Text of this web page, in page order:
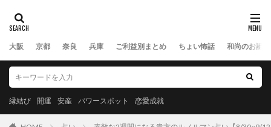
大阪 京都 奈良 兵庫 ご利益別まとめ ちょい怖話 和尚のお話
縁結び 開運 安産 パワースポット 恋愛成就